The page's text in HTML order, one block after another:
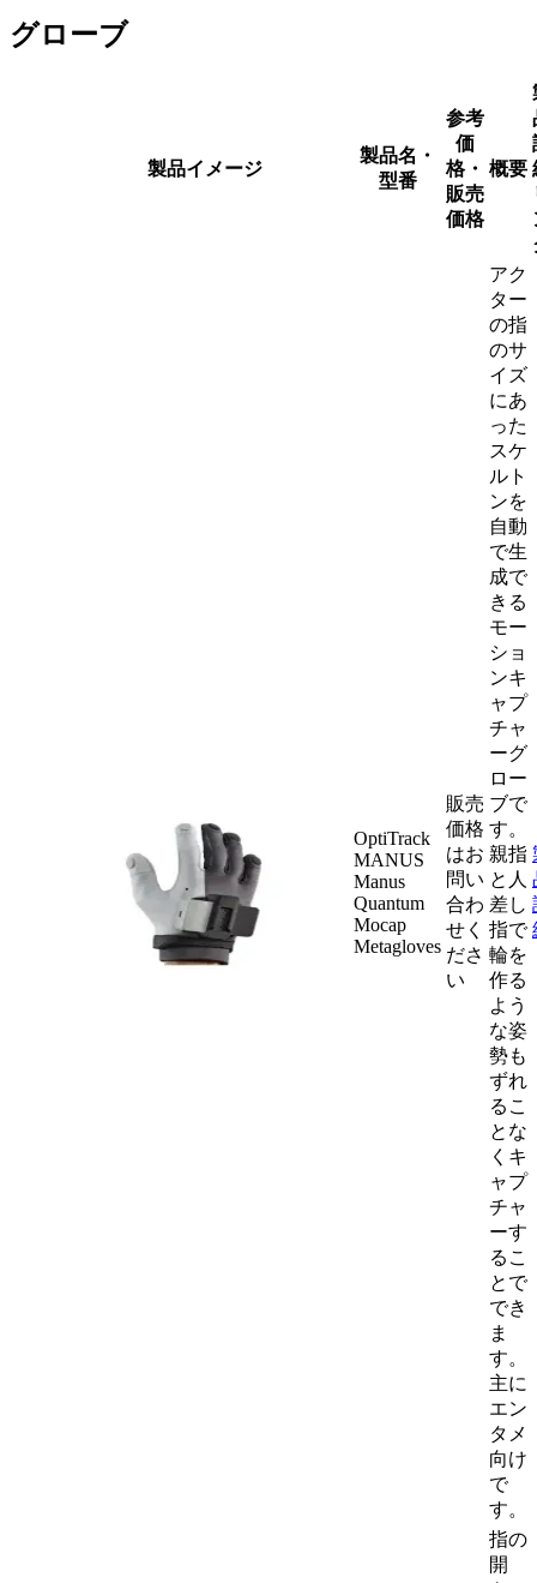
グローブ
製品イメージ
製品名・
型番
参考
価
格・
販売
価格
概要
OptiTrack
MANUS
Manus
Quantum
Mocap
Metagloves
販売
価格
はお
問い
合わ
せく
ださ
い
アク
ター
の指
のサ
イズ
にあ
った
スケ
ルト
ンを
自動
で生
成で
きる
モー
ショ
ンキ
ャプ
チャ
ーグ
ロー
ブで
す。
親指
と人
差し
指で
輪を
作る
よう
な姿
勢も
ずれ
るこ
とな
くキ
ャプ
チャ
ーす
るこ
とで
でき
ま
す。
主に
エン
タメ
向け
で
す。
指の
開